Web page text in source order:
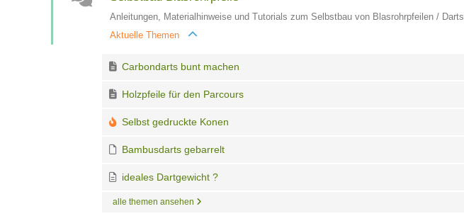
Anleitungen, Materialhinweise und Tutorials zum Selbstbau von Blasrohrpfeilen / Darts
Aktuelle Themen
Carbondarts bunt machen
Holzpfeile für den Parcours
Selbst gedruckte Konen
Bambusdarts gebarrelt
ideales Dartgewicht ?
alle themen ansehen